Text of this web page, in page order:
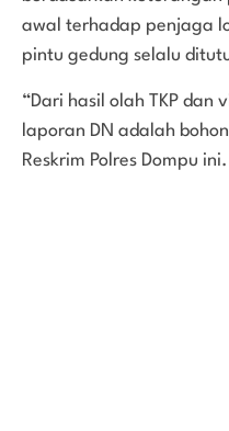
awal terhadap penjaga
pintu gedung selalu
“Dari hasil olah TKP dan
laporan DN adalah
Reskrim Polres Dompu